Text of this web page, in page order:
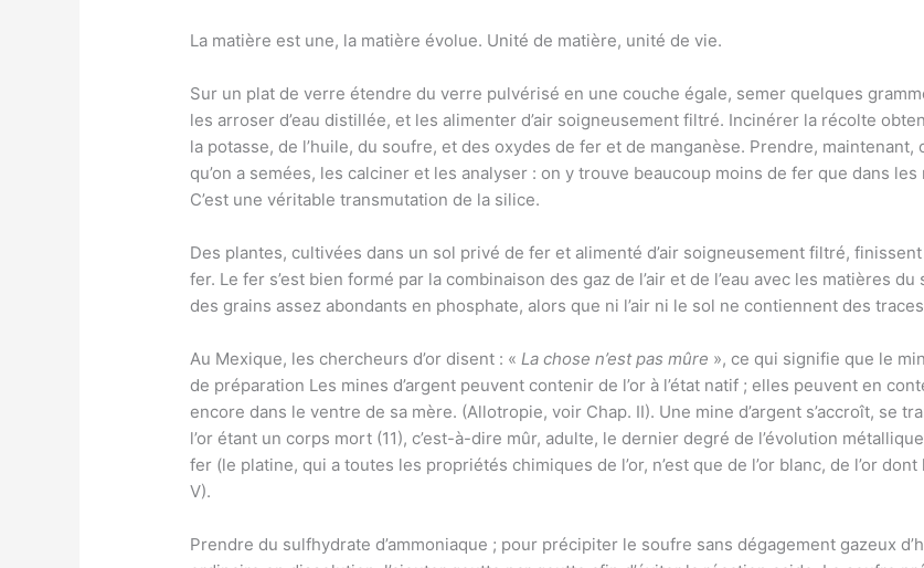
La matière est une, la matière évolue. Unité de matière, unité de vie.
Sur un plat de verre étendre du verre pulvérisé en une couche égale, semer quelques
les arroser d’eau distillée, et les alimenter d’air soigneusement filtré. Incinérer la récolte
la potasse, de l’huile, du soufre, et des oxydes de fer et de manganèse. Prendre,
qu’on a semées, les calciner et les analyser : on y trouve beaucoup moins de fer que dans
C’est une véritable transmutation de la silice.
Des plantes, cultivées dans un sol privé de fer et alimenté d’air soigneusement filtré,
fer. Le fer s’est bien formé par la combinaison des gaz de l’air et de l’eau avec les matières
des grains assez abondants en phosphate, alors que ni l’air ni le sol ne contiennent des
Au Mexique, les chercheurs d’or disent : «La chose n’est pas mûre », ce qui signifie que le
de préparation Les mines d’argent peuvent contenir de l’or à l’état natif ; elles peuvent en
encore dans le ventre de sa mère. (Allotropie, voir Chap. II). Une mine d’argent s’accroît, se
l’or étant un corps mort (11), c’est-à-dire mûr, adulte, le dernier degré de l’évolution
fer (le platine, qui a toutes les propriétés chimiques de l’or, n’est que de l’or blanc, de l’or
V).
Prendre du sulfhydrate d’ammoniaque ; pour précipiter le soufre sans dégagement gazeux